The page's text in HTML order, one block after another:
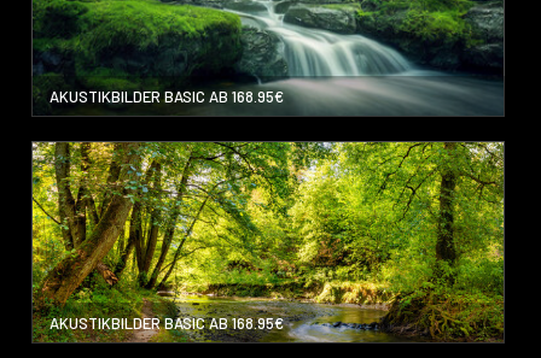
AKUSTIKBILDER BASIC AB 168.95€
AKUSTIKBILDER BASIC AB 168.95€